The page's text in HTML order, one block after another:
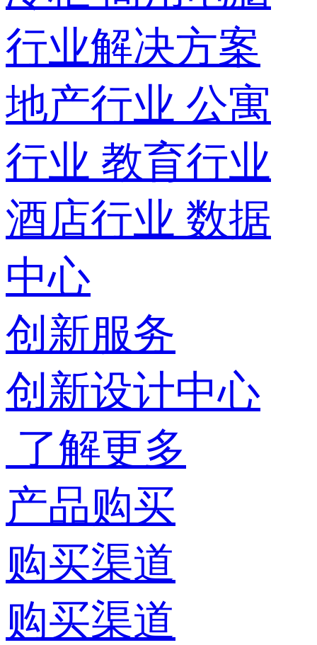
行业解决方案
地产行业 公寓
行业 教育行业
酒店行业 数据
中心
创新服务
创新设计中心
了解更多
产品购买
购买渠道
购买渠道